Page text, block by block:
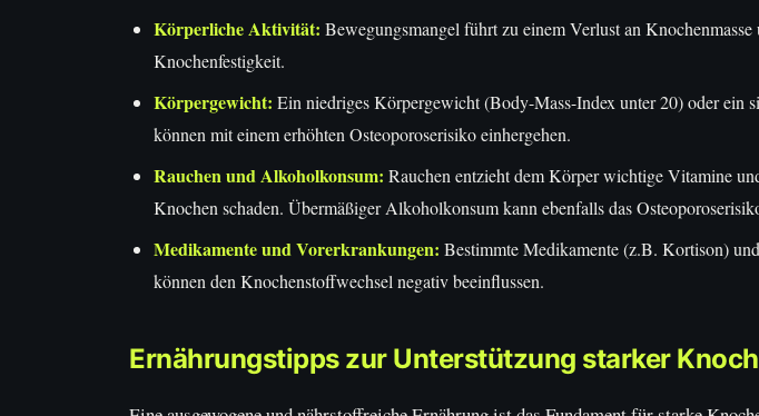
Körperliche Aktivität: Bewegungsmangel führt zu einem Verlust an
Knochenfestigkeit.
Körpergewicht: Ein niedriges Körpergewicht (Body-Mass-Index unter 20) oder ein
können mit einem erhöhten Osteoporoserisiko einhergehen.
Rauchen und Alkoholkonsum: Rauchen entzieht dem Körper wichtige Vitamine
Knochen schaden. Übermäßiger Alkoholkonsum kann ebenfalls das
Medikamente und Vorerkrankungen: Bestimmte Medikamente (z.B. Kortison)
können den Knochenstoffwechsel negativ beeinflussen.
Ernährungstipps zur Unterstützung starker